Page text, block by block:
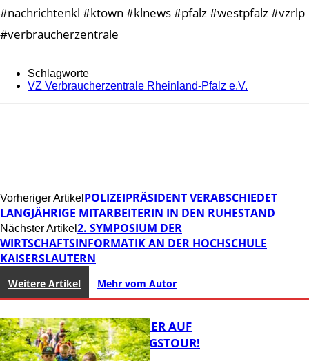
#nachrichtenkl #ktown #klnews #pfalz #westpfalz #vzrlp
#verbraucherzentrale
Schlagworte
VZ Verbraucherzentrale Rheinland-Pfalz e.V.
Vorheriger Artikel POLIZEIPRÄSIDENT VERABSCHIEDET
LANGJÄHRIGE MITARBEITERIN IN DEN RUHESTAND
Nächster Artikel 2. SYMPOSIUM DER
WIRTSCHAFTSINFORMATIK AN DER HOCHSCHULE
KAISERSLAUTERN
Weitere Artikel Mehr vom Autor
MIT DEM JÄGER AUF
ENTDECKUNGSTOUR!